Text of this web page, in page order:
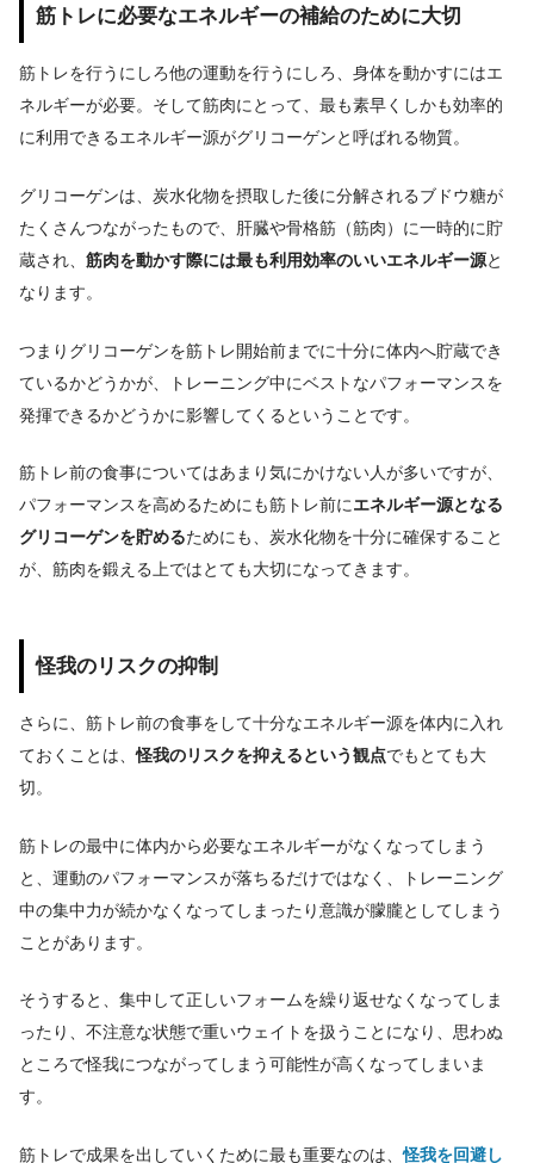
筋トレに必要なエネルギーの補給のために大切
筋トレを行うにしろ他の運動を行うにしろ、身体を動かすにはエ
ネルギーが必要。 そして筋肉にとって、最も素早くしかも効率的
に利用できるエネルギー源がグリコーゲンと呼ばれる物質。
グリコーゲンは、炭水化物を摂取した後に分解されるブドウ糖が
たくさんつながったもので、肝臓や骨格筋（筋肉）に一時的に貯
蔵され、 筋肉を動かす際には最も利用効率のいいエネルギー源と
なります。
つまりグリコーゲンを筋トレ開始前までに十分に体内へ貯蔵でき
ているかどうかが、トレーニング中にベストなパフォーマンスを
発揮できるかどうかに影響してくるということです。
筋トレ前の食事についてはあまり気にかけない人が多いですが、
パフォーマンスを高めるためにも筋トレ前にエネルギー源となる
グリコーゲンを貯めるためにも、炭水化物を十分に確保すること
が、筋肉を鍛える上ではとても大切になってきます。
怪我のリスクの抑制
さらに、筋トレ前の食事をして十分なエネルギー源を体内に入れ
ておくことは、怪我のリスクを抑えるという観点でもとても大
切。
筋トレの最中に体内から必要なエネルギーがなくなってしまう
と、運動のパフォーマンスが落ちるだけではなく、トレーニング
中の集中力が続かなくなってしまったり意識が朦朧としてしまう
ことがあります。
そうすると、集中して正しいフォームを繰り返せなくなってしま
ったり、不注意な状態で重いウェイトを扱うことになり、思わぬ
ところで怪我につながってしまう可能性が高くなってしまいま
す。
筋トレで成果を出していくために最も重要なのは、怪我を回避し